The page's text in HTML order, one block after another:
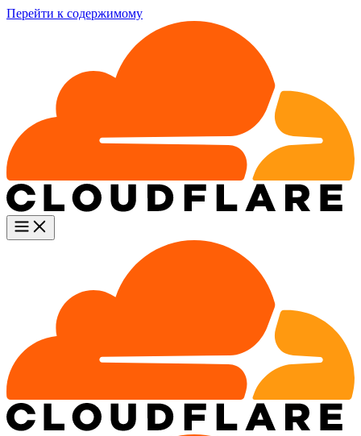
Перейти к содержимому